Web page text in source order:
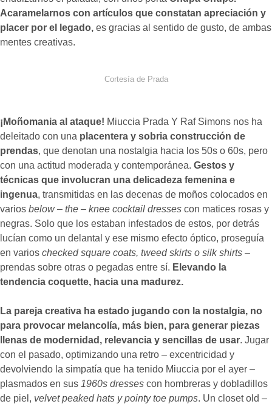
Acaramelarnos con artículos que constatan apreciación y
placer por el legado, es gracias al sentido de gusto, de ambas
mentes creativas.
Cortesía de Prada
¡Moñomania al ataque! Miuccia Prada Y Raf Simons nos ha
deleitado con una placentera y sobria construcción de
prendas, que denotan una nostalgia hacia los 50s o 60s, pero
con una actitud moderada y contemporánea. Gestos y
técnicas que involucran una delicadeza femenina e
ingenua, transmitidas en las decenas de moños colocados en
varios below – the – knee cocktail dresses con matices rosas y
negras. Solo que los estaban infestados de estos, por detrás
lucían como un delantal y ese mismo efecto óptico, proseguía
en varios checked square coats, tweed skirts o silk shirts –
prendas sobre otras o pegadas entre sí. Elevando la
tendencia coquette, hacia una madurez.
La pareja creativa ha estado jugando con la nostalgia, no
para provocar melancolía, más bien, para generar piezas
llenas de modernidad, relevancia y sencillas de usar. Jugar
con el pasado, optimizando una retro – excentricidad y
devolviendo la simpatía que ha tenido Miuccia por el ayer –
plasmados en sus 1960s dresses con hombreras y dobladillos
de piel, velvet peaked hats y pointy toe pumps. Un closet old –